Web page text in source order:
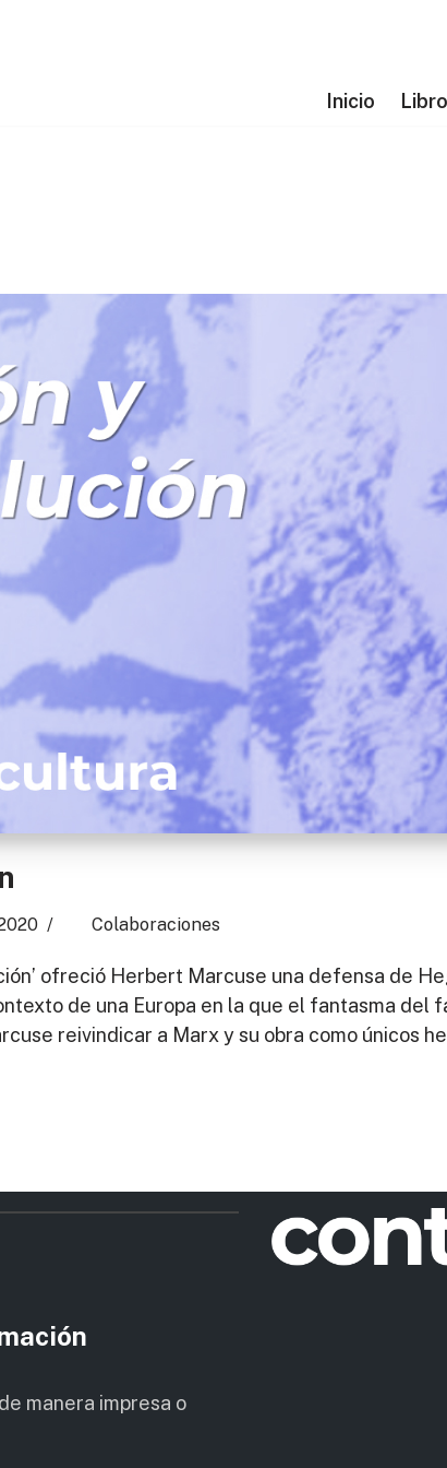
Inicio
Colaboraciones
ofreció Herbert Marcuse una defensa de
de una Europa en la que el fantasma del
reivindicar a Marx y su obra como únicos
manera impresa o